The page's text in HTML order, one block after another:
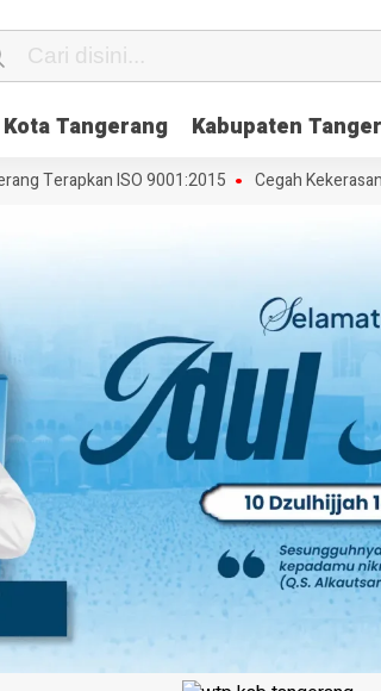
Kota Tangerang Kabupaten
Terapkan ISO 9001:2015 Cegah Kekerasan